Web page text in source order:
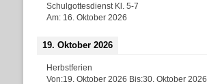
Schulgottesdienst Kl. 5-7
Am: 16. Oktober 2026
19. Oktober 2026
Herbstferien
Von:19. Oktober 2026 Bis:30. Oktober 2026